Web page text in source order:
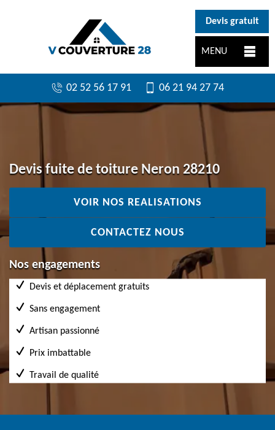
Devis gratuit
MENU
02 52 56 17 91 06 21 94 27 74
Devis fuite de toiture Neron 28210
VOIR NOS REALISATIONS
CONTACTEZ NOUS
Nos engagements
Devis et déplacement gratuits
Sans engagement
Artisan passionné
Prix imbattable
Travail de qualité